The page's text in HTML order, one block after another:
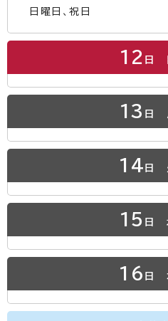
日曜日、祝日
12 日
13 日
14 日
15 日
16 日